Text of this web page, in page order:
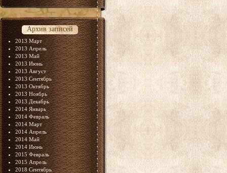
Архив записей
2013 Март
2013 Апрель
2013 Май
2013 Июнь
2013 Август
2013 Сентябрь
2013 Октябрь
2013 Ноябрь
2013 Декабрь
2014 Январь
2014 Февраль
2014 Март
2014 Апрель
2014 Май
2014 Июнь
2015 Февраль
2015 Апрель
2018 Сентябрь